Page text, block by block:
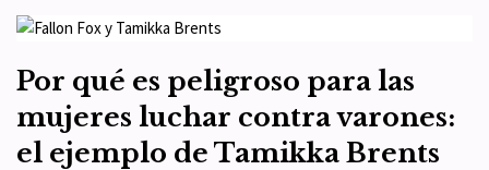
Por qué es peligroso para las
mujeres luchar contra varones:
el ejemplo de Tamikka Brents